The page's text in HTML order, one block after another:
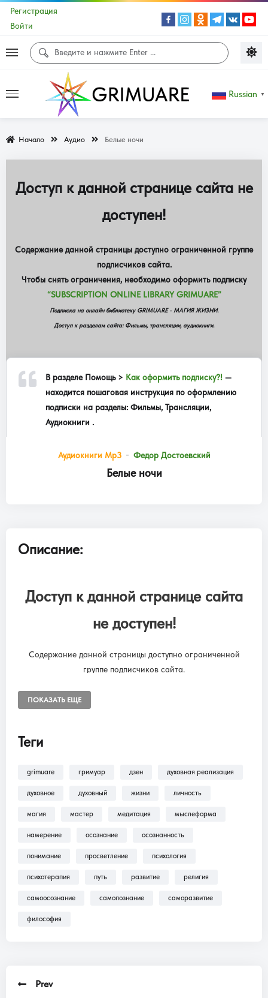
Регистрация
Войти
Russian ▼
Начало Аудио Белые ночи
Доступ к данной странице сайта не
доступен!
Содержание данной страницы доступно ограниченной группе
подписчиков сайта.
Чтобы снять ограничения, необходимо оформить подписку
“SUBSCRIPTION ONLINE LIBRARY GRIMUARE”
Подписка на онлайн библиотеку GRIMUARE - МАГИЯ ЖИЗНИ.
Доступ к разделам сайта: Фильмы, трансляции, аудиокниги.
В разделе Помощь > Как оформить подписку?! —
находится пошаговая инструкция по оформлению
подписки на разделы: Фильмы, Трансляции,
Аудиокниги .
Аудиокниги Mp3 Федор Достоевский
Белые ночи
Описание:
Доступ к данной странице сайта
не доступен!
Содержание данной страницы доступно ограниченной
группе подписчиков сайта.
“SUBSCRIPTION ONLINE LIBRARY GRIMUARE”
В разделеПомощь >Как оформить
подписку?!— находится пошаговая инструкция
Трансляции, Аудиокниги .
ПОКАЗАТЬ ЕЩЕ
Теги
grimuare гримуар дзен духовная реализация
духовное духовный жизни личность
магия мастер медитация мыслеформа
намерение осознание осознанность
понимание просветление психология
психотерапия путь развитие религия
самоосознание самопознание саморазвитие
философия
Prev